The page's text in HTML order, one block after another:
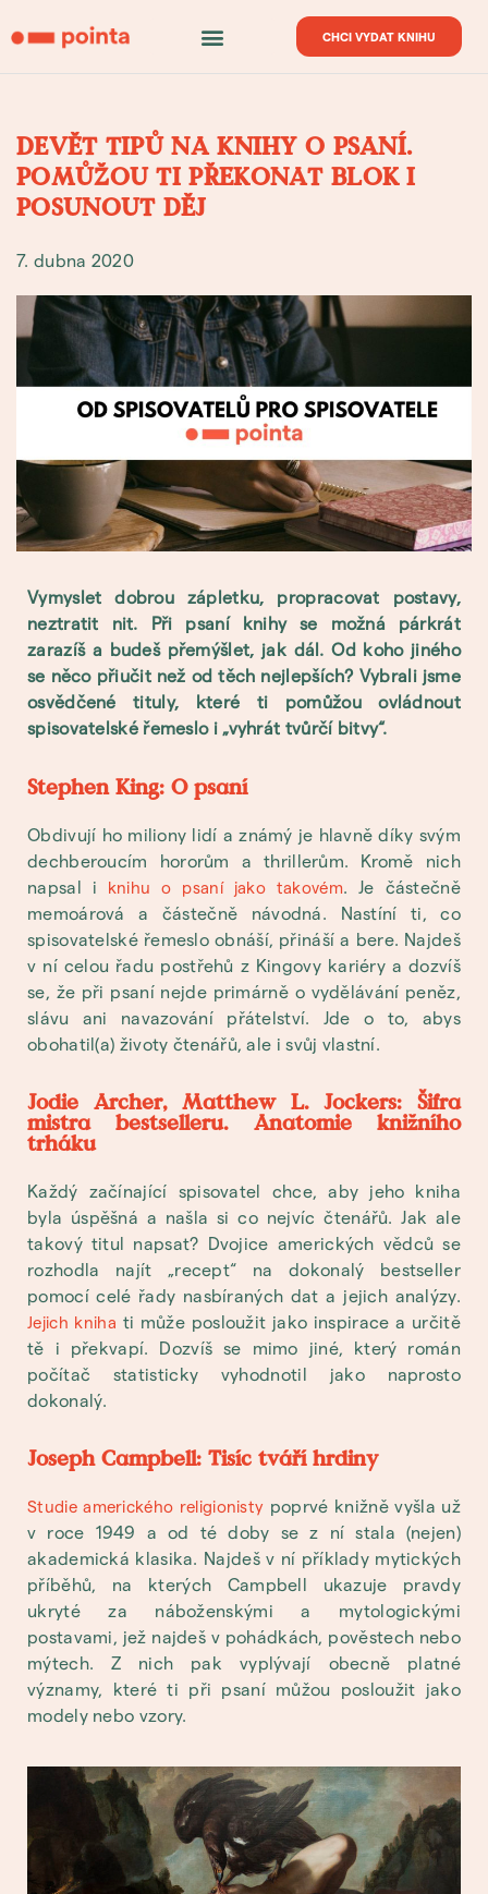
CHCI VYDAT KNIHU
DEVĚT TIPŮ NA KNIHY O PSANÍ.
POMŮŽOU TI PŘEKONAT BLOK I
POSUNOUT DĚJ
7. dubna 2020
Vymyslet dobrou zápletku, propracovat postavy,
neztratit nit. Při psaní knihy se možná párkrát
zarazíš a budeš přemýšlet, jak dál. Od koho jiného
se něco přiučit než od těch nejlepších? Vybrali jsme
osvědčené tituly, které ti pomůžou ovládnout
spisovatelské řemeslo i „vyhrát tvůrčí bitvy“.
Stephen King: O psaní
Obdivují ho miliony lidí a známý je hlavně díky svým
dechberoucím hororům a thrillerům. Kromě nich
napsal i knihu o psaní jako takovém . Je částečně
memoárová a částečně návodná. Nastíní ti, co
spisovatelské řemeslo obnáší, přináší a bere. Najdeš
v ní celou řadu postřehů z Kingovy kariéry a dozvíš
se, že při psaní nejde primárně o vydělávání peněz,
slávu ani navazování přátelství. Jde o to, abys
obohatil(a) životy čtenářů, ale i svůj vlastní.
Jodie Archer, Matthew L. Jockers: Šifra
mistra bestselleru. Anatomie knižního
trháku
Každý začínající spisovatel chce, aby jeho kniha
byla úspěšná a našla si co nejvíc čtenářů. Jak ale
takový titul napsat? Dvojice amerických vědců se
rozhodla najít „recept“ na dokonalý bestseller
pomocí celé řady nasbíraných dat a jejich analýzy.
Jejich kniha ti může posloužit jako inspirace a určitě
tě i překvapí. Dozvíš se mimo jiné, který román
počítač statisticky vyhodnotil jako naprosto
dokonalý.
Joseph Campbell: Tisíc tváří hrdiny
Studie amerického religionisty poprvé knižně vyšla už
v roce 1949 a od té doby se z ní stala (nejen)
akademická klasika. Najdeš v ní příklady mytických
příběhů, na kterých Campbell ukazuje pravdy
ukryté za náboženskými a mytologickými
postavami, jež najdeš v pohádkách, pověstech nebo
mýtech. Z nich pak vyplývají obecně platné
významy, které ti při psaní můžou posloužit jako
modely nebo vzory.